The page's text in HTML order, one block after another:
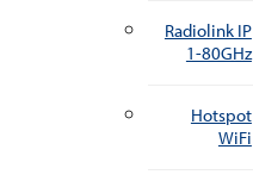
Radiolink IP
1-80GHz
Hotspot
WiFi